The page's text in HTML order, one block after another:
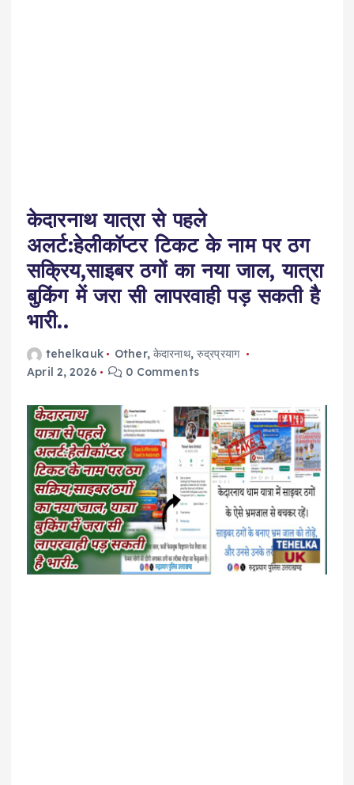
केदारनाथ यात्रा से पहले
अलर्ट:हेलीकॉप्टर टिकट के नाम पर ठग
सक्रिय,साइबर ठगों का नया जाल, यात्रा
बुकिंग में जरा सी लापरवाही पड़ सकती है
भारी..
tehelkauk Other,केदारनाथ,रुद्रप्रयाग
April 2, 2026
0 Comments